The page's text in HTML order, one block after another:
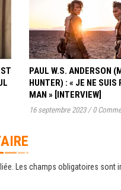
PAUL W.S. ANDERSON
HUNTER) : « JE NE SUIS
MAN » [INTERVIEW]
16 septembre 2023 / 0
Les champs obligatoires sont